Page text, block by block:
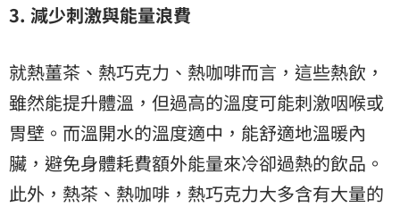
3. 減少刺激與能量浪費
就熱薑茶、熱巧克力、熱咖啡而言，這些熱飲，
雖然能提升體溫，但過高的溫度可能刺激咽喉或
胃壁。而溫開水的溫度適中，能舒適地溫暖內
臟，避免身體耗費額外能量來冷卻過熱的飲品。
此外，熱茶、熱咖啡，熱巧克力大多含有大量的